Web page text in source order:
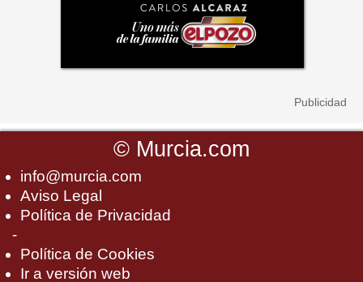
© Murcia.com
info@murcia.com
Aviso Legal
Política de Privacidad
-
Política de Cookies
Ir a versión web